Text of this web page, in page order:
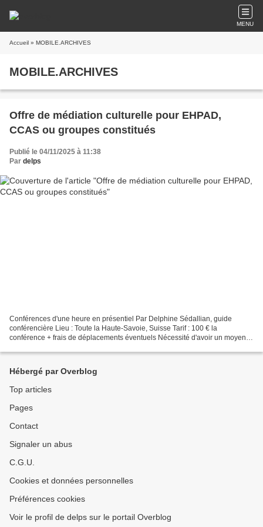
MENU
Accueil » MOBILE.ARCHIVES
MOBILE.ARCHIVES
Offre de médiation culturelle pour EHPAD,
CCAS ou groupes constitués
Publié le 04/11/2025 à 11:38
Par delps
Conférences d'une heure en présentiel Par Delphine Sédallian, guide
conférencière Lieu : Toute la Haute-Savoie, Suisse Tarif : 100 € la
conférence + frais de déplacements éventuels Nécessité d'avoir un moyen
Hébergé par Overblog
Top articles
Pages
Contact
Signaler un abus
C.G.U.
Cookies et données personnelles
Préférences cookies
Voir le profil de delps sur le portail Overblog